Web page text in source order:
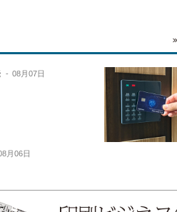
08月07日
月06日